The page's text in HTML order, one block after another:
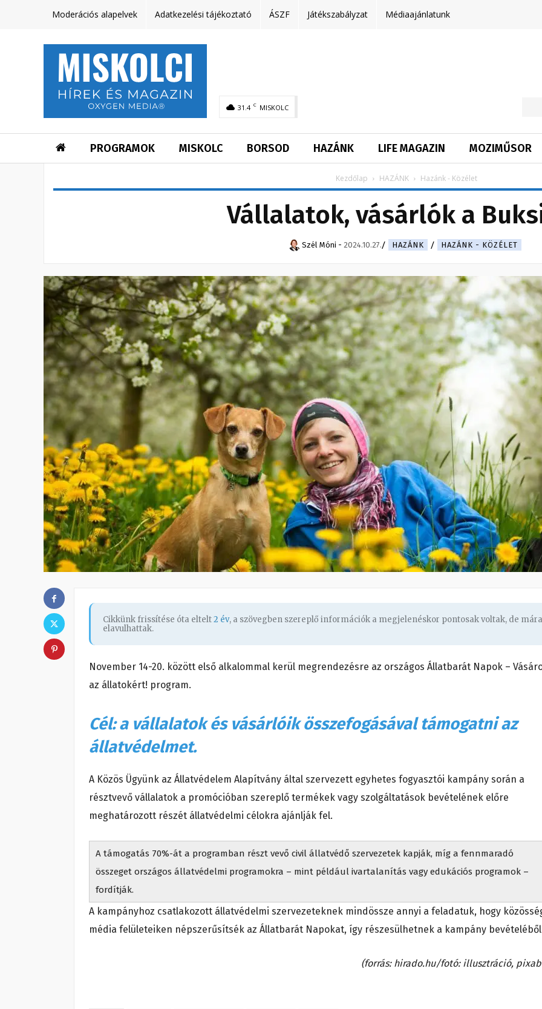
Moderációs alapelvek Adatkezelési tájékoztató ÁSZF Játékszabályzat Médiaajánlatunk
31.4 C MISKOLC
PROGRAMOK MISKOLC BORSOD HAZÁNK LIFE MAGAZIN MOZIMŰSOR
Kezdőlap HAZÁNK Hazánk - Közélet
Vállalatok, vásárlók a
Szél Móni - 2024.10.27. HAZÁNK HAZÁNK - KÖZÉLET
Cikkünk frissítése óta eltelt2 év, a szövegben szereplő információk a megjelenéskor pontosak voltak, de mára
elavulhattak.
November 14-20. között első alkalommal kerül megrendezésre az országos Állatbarát Napok –
az állatokért! program.
Cél: a vállalatok és vásárlóik összefogásával támogatni az
állatvédelmet.
A Közös Ügyünk az Állatvédelem Alapítvány által szervezett egyhetes fogyasztói kampány során a
résztvevő vállalatok a promócióban szereplő termékek vagy szolgáltatások bevételének előre
meghatározott részét állatvédelmi célokra ajánlják fel.
A támogatás 70%-át a programban részt vevő civil állatvédő szervezetek kapják, míg a fennmaradó
összeget országos állatvédelmi programokra – mint például ivartalanítás vagy edukációs programok –
fordítják.
A kampányhoz csatlakozott állatvédelmi szervezeteknek mindössze annyi a feladatuk, hogy
média felületeiken népszerűsítsék az Állatbarát Napokat, így részesülhetnek a kampány
(forrás: hirado.hu/fotó: illusztráció,